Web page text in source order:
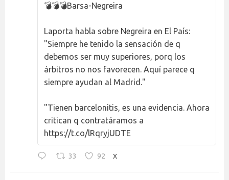
💣💣💣Barsa-Negreira
Laporta habla sobre Negreira en El País:
"Siempre he tenido la sensación de q
debemos ser muy superiores, porq los
árbitros no nos favorecen. Aquí parece q
siempre ayudan al Madrid."
"Tienen barcelonitis, es una evidencia. Ahora
critican q contratáramos a
https://t.co/lRqryjUDTE
33 92 X